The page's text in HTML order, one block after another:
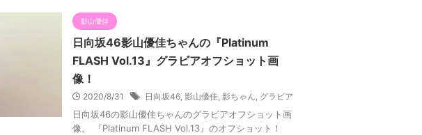
影山優佳
日向坂46影山優佳ちゃんの『Platinum
FLASH Vol.13』グラビアオフショット画
像！
2020/8/31 日向坂46, 影山優佳, 影ちゃん, グラビア
日向坂46の影山優佳ちゃんのグラビアオフショット画
像。 『Platinum FLASH Vol.13』のオフショット！